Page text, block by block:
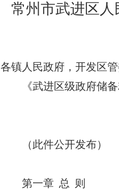
常州市武进区
各镇人民政府，开发区
《武进区级政府储
（此件公开发布）
第一章 总 则